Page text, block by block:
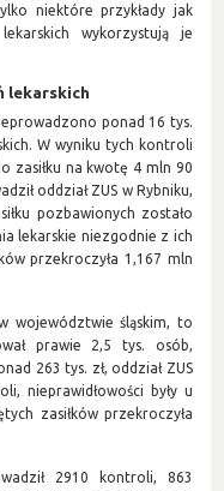
niektóre przykłady jak
wykorzystują je
lekarskich
ponad 16 tys.
W wyniku tych kontroli
zasiłku na kwotę 4 mln 90
oddział ZUS w Rybniku,
pozbawionych zostało
lekarskie niezgodnie z ich
przekroczyła 1,167 mln
województwie śląskim, to
prawie 2,5 tys. osób,
263 tys. zł, oddział ZUS
nieprawidłowości były u
zasiłków przekroczyła
2910 kontroli, 863